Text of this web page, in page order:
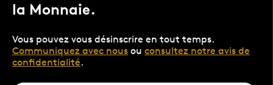
la Monnaie.
Vous pouvez vous désinscrire en tout temps.
Communiquez avec nous ou consultez notre avis de
confidentialité.